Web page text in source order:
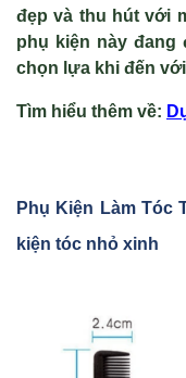
đẹp và thu hút với
phụ kiện này đang
chọn lựa khi đến
Tìm hiểu thêm về: D
Phụ Kiện Làm Tóc
kiện tóc nhỏ xinh